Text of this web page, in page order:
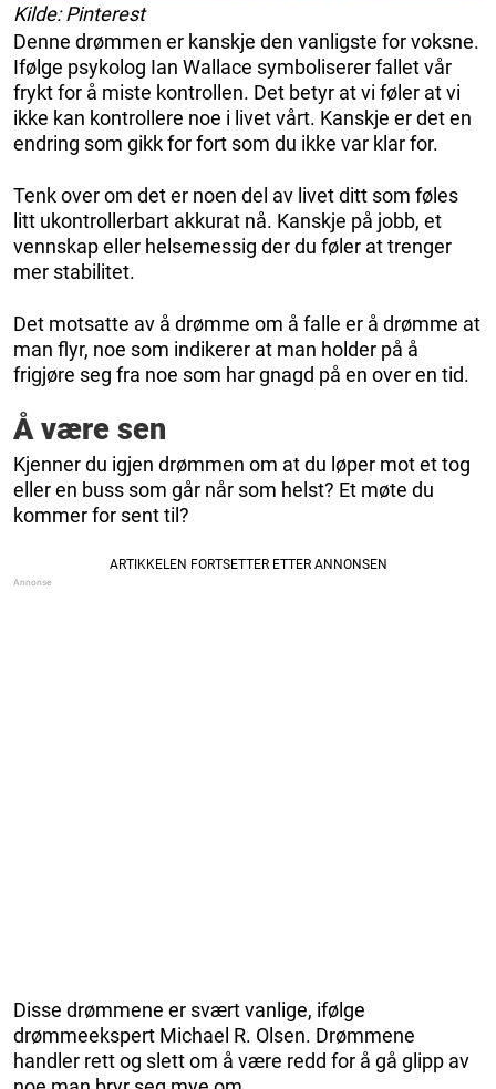
Kilde: Pinterest
Denne drømmen er kanskje den vanligste for voksne.
Ifølge psykolog Ian Wallace symboliserer fallet vår
frykt for å miste kontrollen. Det betyr at vi føler at vi
ikke kan kontrollere noe i livet vårt. Kanskje er det en
endring som gikk for fort som du ikke var klar for.
Tenk over om det er noen del av livet ditt som føles
litt ukontrollerbart akkurat nå. Kanskje på jobb, et
vennskap eller helsemessig der du føler at trenger
mer stabilitet.
Det motsatte av å drømme om å falle er å drømme at
man flyr, noe som indikerer at man holder på å
frigjøre seg fra noe som har gnagd på en over en tid.
Å være sen
Kjenner du igjen drømmen om at du løper mot et tog
eller en buss som går når som helst? Et møte du
kommer for sent til?
Disse drømmene er svært vanlige, ifølge
drømmeekspert Michael R. Olsen. Drømmene
handler rett og slett om å være redd for å gå glipp av